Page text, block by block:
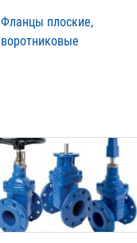
Фланцы плоские,
воротниковые